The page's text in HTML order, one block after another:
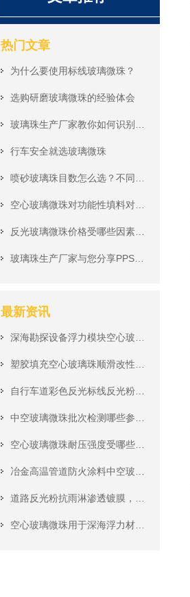
热门文章
为什么要使用标线玻璃微珠？
选购研磨玻璃微珠的经验体会
行车安全就选玻璃微珠
空心玻璃微珠对功能性填料对涂料隔热性能有什么影响?
反光玻璃微珠价格受哪些因素影响
​玻璃珠生产厂家与您分享PPS改性热点应用方向
最新资讯
自行车道彩色反光标线反光粉，非机动车道夜间警示施工原料
空心玻璃微珠耐压强度受哪些工艺影响?深海浮力填料关键参数解读
空心玻璃微珠用于深海浮力材料，耐压强度和粒径怎么选？